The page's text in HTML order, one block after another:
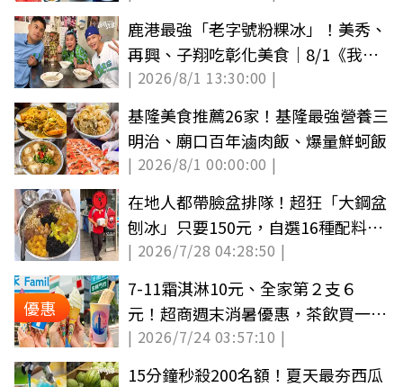
鹿港最強「老字號粉粿冰」！美秀、
再興、子翔吃彰化美食｜8/1《我們
這一家》店家資訊
| 2026/8/1 13:30:00 |
基隆美食推薦26家！基隆最強營養三
明治、廟口百年滷肉飯、爆量鮮蚵飯
| 2026/8/1 00:00:00 |
在地人都帶臉盆排隊！超狂「大鋼盆
刨冰」只要150元，自選16種配料鋪
滿滿
| 2026/7/28 04:28:50 |
優惠
7-11霜淇淋10元、全家第２支６
元！超商週末消暑優惠，茶飲買一送
一喝到12點
| 2026/7/24 03:57:10 |
15分鐘秒殺200名額！夏天最夯西瓜